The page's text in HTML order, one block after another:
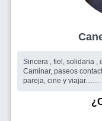
Sincera , fiel, solidaria ,
Caminar, paseos
pareja, cine y viajar....